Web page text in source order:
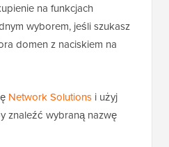
na funkcjach
wyborem, jeśli szukasz
domen z naciskiem na
Network Solutions i użyj
znaleźć wybraną nazwę